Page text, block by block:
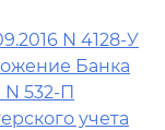
N 4128-У
Банка
N 532-П
учета